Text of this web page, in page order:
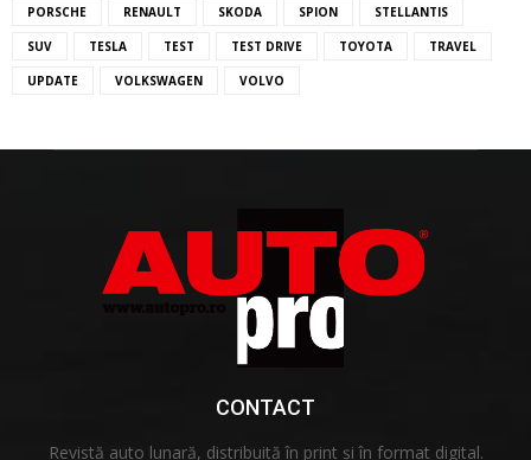
PORSCHE RENAULT SKODA SPION STELLANTIS
SUV TESLA TEST TEST DRIVE TOYOTA TRAVEL
UPDATE VOLKSWAGEN VOLVO
CONTACT
Revistă auto lunară, distribuită în print și în format digital.